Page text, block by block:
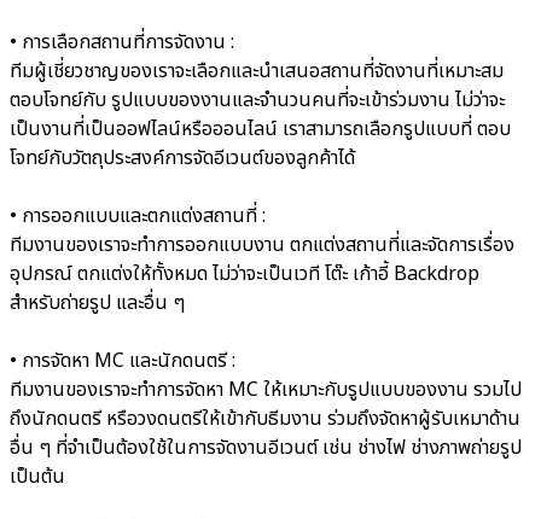
• การเลือกสถานที่การจัดงาน :
ทีมผู้เชี่ยวชาญของเราจะเลือกและนำเสนอสถานที่จัดงานที่เหมาะสม
ตอบโจทย์กับ รูปแบบของงานและจำนวนคนที่จะเข้าร่วมงาน ไม่ว่าจะ
เป็นงานที่เป็นออฟไลน์หรือออนไลน์ เราสามารถเลือกรูปแบบที่ ตอบ
โจทย์กับวัตถุประสงค์การจัดอีเวนต์ของลูกค้าได้
• การออกแบบและตกแต่งสถานที่ :
ทีมงานของเราจะทำการออกแบบงาน ตกแต่งสถานที่และจัดการเรื่อง
อุปกรณ์ ตกแต่งให้ทั้งหมด ไม่ว่าจะเป็นเวที โต๊ะ เก้าอี้ Backdrop
สำหรับถ่ายรูป และอื่น ๆ
• การจัดหา MC และนักดนตรี :
ทีมงานของเราจะทำการจัดหา MC ให้เหมาะกับรูปแบบของงาน รวมไป
ถึงนักดนตรี หรือวงดนตรีให้เข้ากับธีมงาน ร่วมถึงจัดหาผู้รับเหมาด้าน
อื่น ๆ ที่จำเป็นต้องใช้ในการจัดงานอีเวนต์ เช่น ช่างไฟ ช่างภาพถ่ายรูป
เป็นต้น